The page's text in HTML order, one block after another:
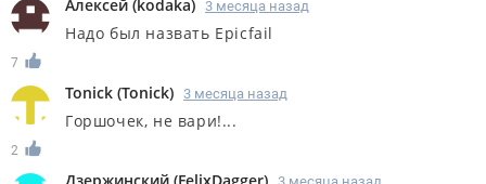
Алексей (kodaka) 3 месяца назад
Надо был назвать Epicfail
7
Tonick (Tonick) 3 месяца назад
Горшочек, не вари!...
2